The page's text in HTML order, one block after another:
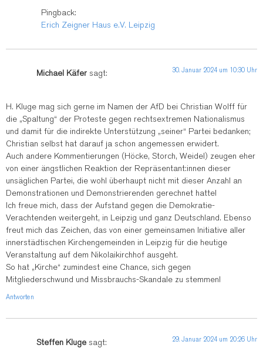
Pingback:
Erich Zeigner Haus e.V. Leipzig
Michael Käfer sagt: 30. Januar 2024 um 10:30 Uhr
H. Kluge mag sich gerne im Namen der AfD bei Christian Wolff für
die „Spaltung“ der Proteste gegen rechtsextremen Nationalismus
und damit für die indirekte Unterstützung „seiner“ Partei bedanken;
Christian selbst hat darauf ja schon angemessen erwidert.
Auch andere Kommentierungen (Höcke, Storch, Weidel) zeugen eher
von einer ängstlichen Reaktion der Repräsentant:innen dieser
unsäglichen Partei, die wohl überhaupt nicht mit dieser Anzahl an
Demonstrationen und Demonstrierenden gerechnet hatte!
Ich freue mich, dass der Aufstand gegen die Demokratie-
Verachtenden weitergeht, in Leipzig und ganz Deutschland. Ebenso
freut mich das Zeichen, das von einer gemeinsamen Initiative aller
innerstädtischen Kirchengemeinden in Leipzig für die heutige
Veranstaltung auf dem Nikolaikirchhof ausgeht.
So hat „Kirche“ zumindest eine Chance, sich gegen
Mitgliederschwund und Missbrauchs-Skandale zu stemmen!
Antworten
Steffen Kluge sagt: 29. Januar 2024 um 20:26 Uhr